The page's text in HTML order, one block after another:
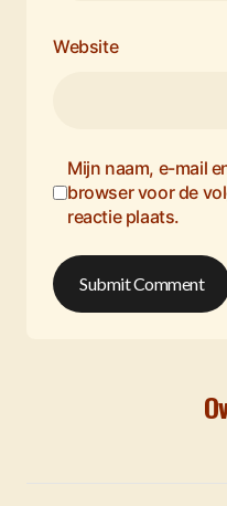
Website
Mijn naam, e-mail
browser voor de
reactie plaats.
Submit Comment